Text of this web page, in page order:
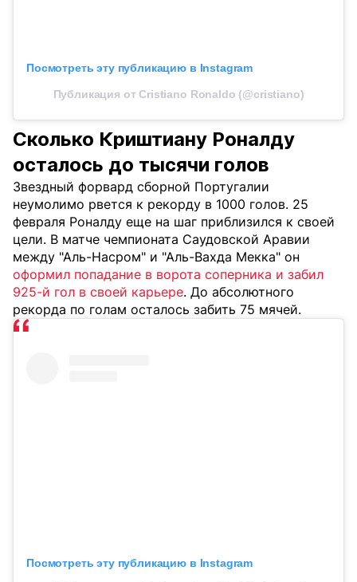
Посмотреть эту публикацию в Instagram
Публикация от Cristiano Ronaldo (@cristiano)
Сколько Криштиану Роналду
осталось до тысячи голов
Звездный форвард сборной Португалии
неумолимо рвется к рекорду в 1000 голов. 25
февраля Роналду еще на шаг приблизился к своей
цели. В матче чемпионата Саудовской Аравии
между "Аль-Насром" и "Аль-Вахда Мекка" он
оформил попадание в ворота соперника и забил
925-й гол в своей карьере. До абсолютного
рекорда по голам осталось забить 75 мячей.
Посмотреть эту публикацию в Instagram